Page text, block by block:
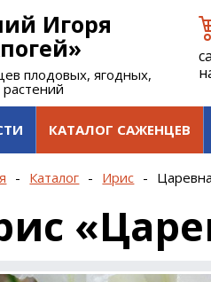
Игоря
плодовых, ягодных,
КАТАЛОГ САЖЕНЦЕВ
- Каталог - Ирис -